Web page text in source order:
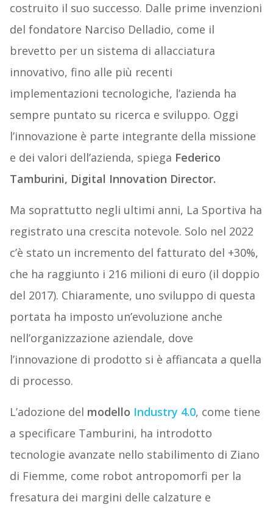
costruito il suo successo. Dalle prime invenzioni
del fondatore Narciso Delladio, come il
brevetto per un sistema di allacciatura
innovativo, fino alle più recenti
implementazioni tecnologiche, l’azienda ha
sempre puntato su ricerca e sviluppo. Oggi
l’innovazione è parte integrante della missione
e dei valori dell’azienda, spiega Federico
Tamburini, Digital Innovation Director.
Ma soprattutto negli ultimi anni, La Sportiva ha
registrato una crescita notevole. Solo nel 2022
c’è stato un incremento del fatturato del +30%,
che ha raggiunto i 216 milioni di euro (il doppio
del 2017). Chiaramente, uno sviluppo di questa
portata ha imposto un’evoluzione anche
nell’organizzazione aziendale, dove
l’innovazione di prodotto si è affiancata a quella
di processo.
L’adozione del modello Industry 4.0, come tiene
a specificare Tamburini, ha introdotto
tecnologie avanzate nello stabilimento di Ziano
di Fiemme, come robot antropomorfi per la
fresatura dei margini delle calzature e